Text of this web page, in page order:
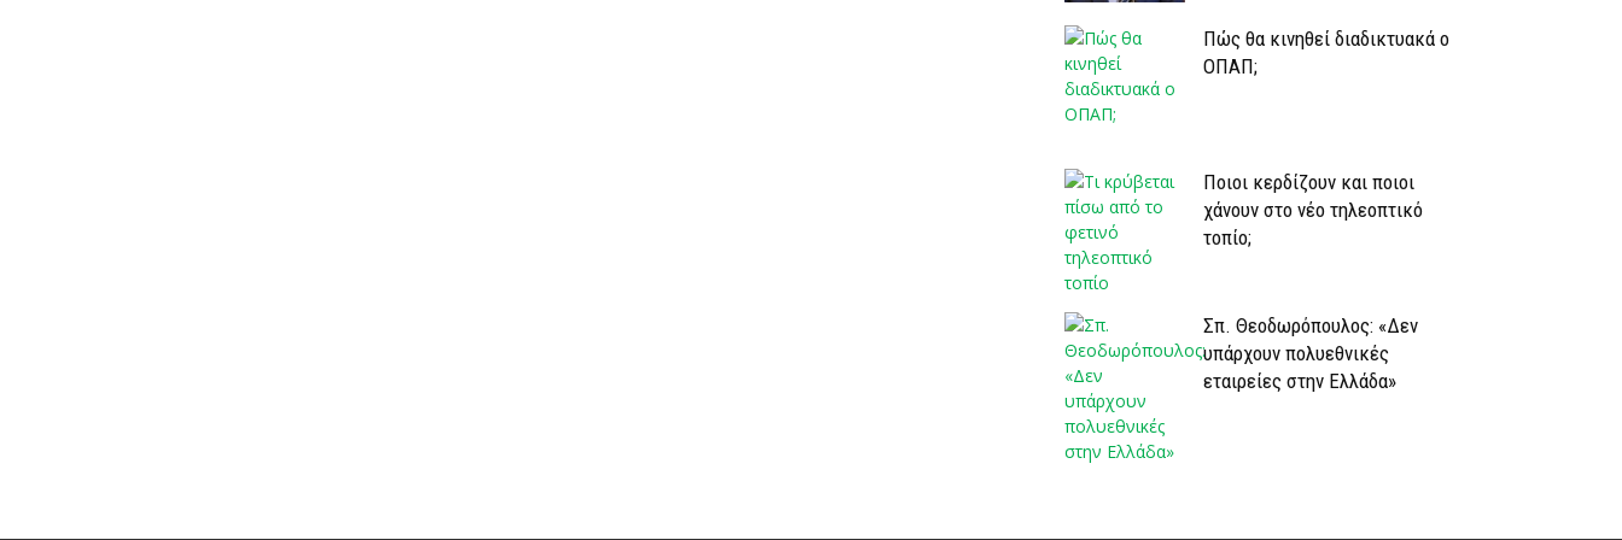
Πώς θα κινηθεί διαδικτυακά ο
ΟΠΑΠ;
Ποιοι κερδίζουν και ποιοι
χάνουν στο νέο τηλεοπτικό
τοπίο;
Σπ. Θεοδωρόπουλος: «Δεν
υπάρχουν πολυεθνικές
εταιρείες στην Ελλάδα»